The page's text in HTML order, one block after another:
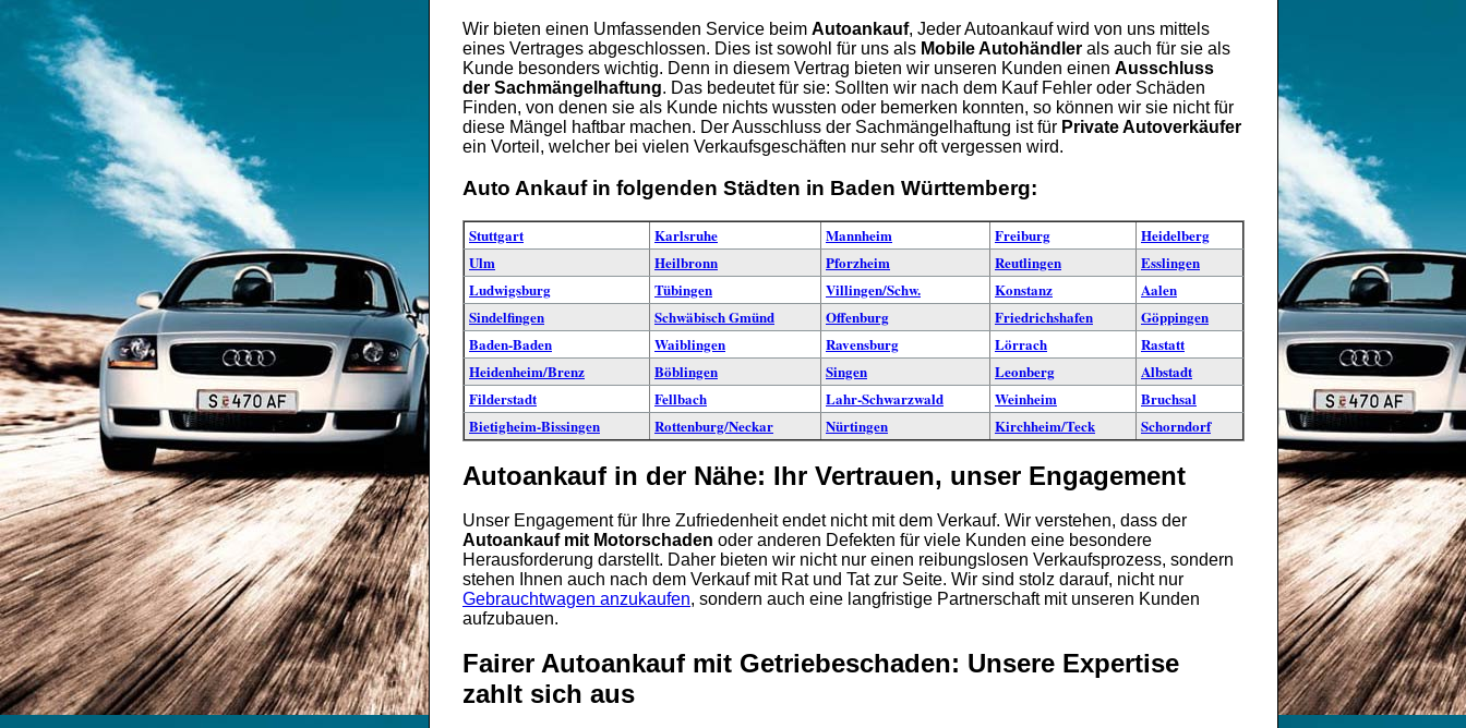
Wir bieten einen Umfassenden Service beim Autoankauf, Jeder Autoankauf wird von uns mittels
eines Vertrages abgeschlossen. Dies ist sowohl für uns als Mobile Autohändler als auch für sie als
Kunde besonders wichtig. Denn in diesem Vertrag bieten wir unseren Kunden einen Ausschluss
der Sachmängelhaftung. Das bedeutet für sie: Sollten wir nach dem Kauf Fehler oder Schäden
Finden, von denen sie als Kunde nichts wussten oder bemerken konnten, so können wir sie nicht für
diese Mängel haftbar machen. Der Ausschluss der Sachmängelhaftung ist für Private Autoverkäufer
ein Vorteil, welcher bei vielen Verkaufsgeschäften nur sehr oft vergessen wird.
Auto Ankauf in folgenden Städten in Baden Württemberg:
Stuttgart Karlsruhe Mannheim Freiburg
Heidelberg
Ulm
Heilbronn Pforzheim Reutlingen
Esslingen
Ludwigsburg
Tübingen Villingen/Schw. Konstanz
Aalen
Sindelfingen
Schwäbisch Gmünd Offenburg Friedrichshafen
Göppingen
Baden-Baden
Waiblingen Ravensburg Lörrach
Rastatt
Heidenheim/Brenz
Böblingen Singen Leonberg
Albstadt
Filderstadt
Fellbach Lahr-Schwarzwald Weinheim
Bruchsal
Bietigheim-Bissingen
Rottenburg/Neckar Nürtingen Kirchheim/Teck Schorndorf
Autoankauf in der Nähe: Ihr Vertrauen, unser Engagement
Unser Engagement für Ihre Zufriedenheit endet nicht mit dem Verkauf. Wir verstehen, dass der
Autoankauf mit Motorschaden oder anderen Defekten für viele Kunden eine besondere
Herausforderung darstellt. Daher bieten wir nicht nur einen reibungslosen Verkaufsprozess, sondern
stehen Ihnen auch nach dem Verkauf mit Rat und Tat zur Seite. Wir sind stolz darauf, nicht nur
Gebrauchtwagen anzukaufen, sondern auch eine langfristige Partnerschaft mit unseren Kunden
aufzubauen.
Fairer Autoankauf mit Getriebeschaden: Unsere Expertise
zahlt sich aus